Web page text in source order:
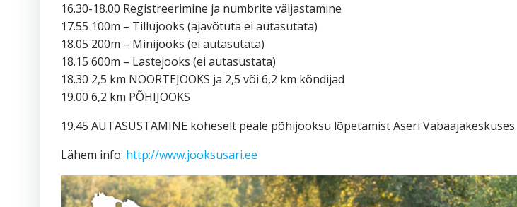
16.30-18.00 Registreerimine ja numbrite väljastamine
17.55 100m – Tillujooks (ajavõtuta ei autasutata)
18.05 200m – Minijooks (ei autasutata)
18.15 600m – Lastejooks (ei autasustata)
18.30 2,5 km NOORTEJOOKS ja 2,5 või 6,2 km kõndijad
19.00 6,2 km PÕHIJOOKS
19.45 AUTASUSTAMINE koheselt peale põhijooksu lõpetamist Aseri Vabaajakeskuses.
Lähem info: http://www.jooksusari.ee